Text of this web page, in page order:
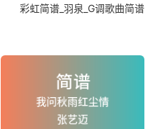
彩虹简谱_羽泉_G调歌曲简谱